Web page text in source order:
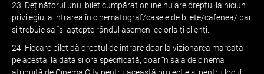
23. Deținătorul unui bilet cumpărat online nu are dreptul la niciun
privilegiu la intrarea în cinematograf/casele de bilete/cafenea/ bar
și trebuie să își aștepte rândul asemeni celorlalți clienți.
24. Fiecare bilet dă dreptul de intrare doar la vizionarea marcată
pe acesta, la data și ora specificată, doar în sala de cinema